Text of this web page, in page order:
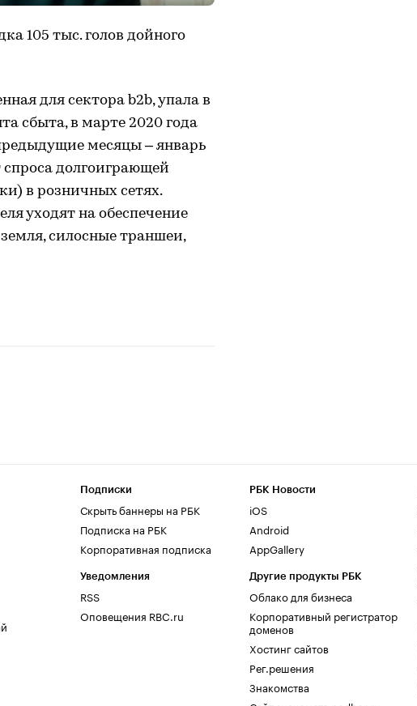
105 тыс. голов дойного
для сектора b2b, упала в
сбыта, в марте 2020 года
месяцы – январь
долгоиграющей
в розничных сетях.
уходят на обеспечение
силосные траншеи,
Подписки
Скрыть баннеры на РБК
Подписка на РБК
Корпоративная подписка
Уведомления
RSS
Оповещения RBC.ru
РБК Новости
iOS
Android
AppGallery
Другие продукты РБК
Облако для бизнеса
Корпоративный регистратор
доменов
Хостинг сайтов
Рег.решения
Знакомства